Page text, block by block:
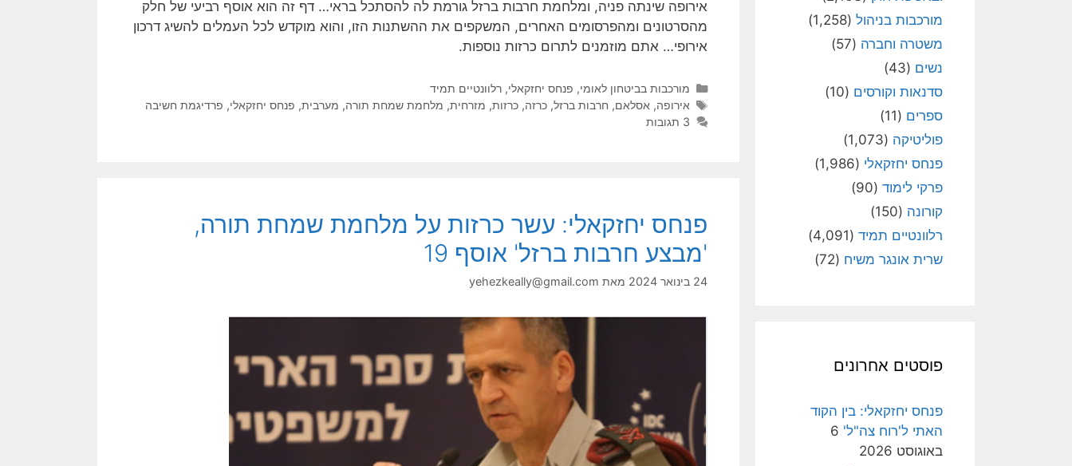
אירופה שינתה פניה, ומלחמת חרבות ברזל גורמת לה להסתכל בראי… דף זה הוא אוסף רביעי של חלק
מהסרטונים ומהפרסומים האחרים, המשקפים את ההשתנות הזו, והוא מוקדש לכל העמלים להשיג דרכון
אירופי… אתם מוזמנים לתרום כרזות נוספות.
קטגוריות
מורכבות בביטחון לאומי, פנחס יחזקאלי, רלוונטיים תמיד
תגיות
אירופה, אסלאם, חרבות ברזל, כרזה, כרזות, מזרחית, מלחמת שמחת תורה, מערבית, פנחס יחזקאלי, פרדיגמת חשיבה
3 תגובות
פנחס יחזקאלי: עשר כרזות על מלחמת שמחת תורה,
'מבצע חרבות ברזל' אוסף 19
24 בינואר 2024 מאת yehezkeally@gmail.com
מורכבות בניהול (1,258)
משטרה וחברה (57)
נשים (43)
סדנאות וקורסים (10)
ספרים (11)
פוליטיקה (1,073)
פנחס יחזקאלי (1,986)
פרקי לימוד (90)
קורונה (150)
רלוונטיים תמיד (4,091)
שרית אונגר משיח (72)
פוסטים אחרונים
פנחס יחזקאלי: בין הקוד
האתי ל'רוח צה"ל' 6
באוגוסט 2026